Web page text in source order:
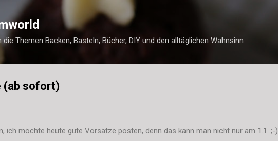
Direkt zum Hauptbereich
Themen Backen, Basteln, Bücher, DIY und den alltäglichen Wahnsinn
(ab sofort)
ich möchte heute gute Vorsätze posten, denn das kann man nicht nur am 1.1. ;-)